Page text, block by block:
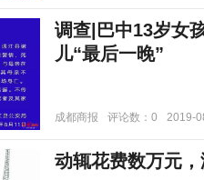
调查|巴中13岁女
儿“最后一晚”
成都商报 评论数：0 2019-
动辄花费数万元